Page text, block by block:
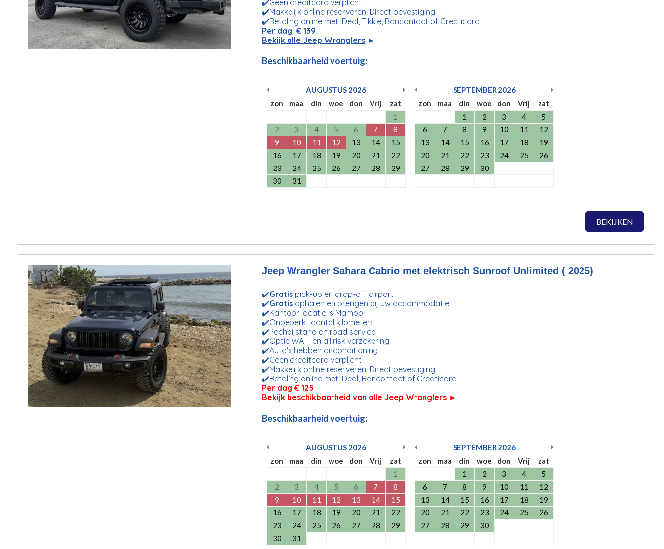
✔️Geen creditcard verplicht
✔️Makkelijk online reserveren. Direct bevestiging.
✔️Betaling online met iDeal, Tikkie, Bancontact of Credticard
Per dag € 139
Bekijk alle Jeep Wranglers ►
BEKIJKEN
Beschikbaarheid voertuig:
AUGUSTUS 2026
zon
maa din woe don Vrij
zat
1
2
3 4 5 6 7
8
9
10 11 12 13 14
15
16
17 18 19 20 21
22
23
24 25 26 27 28
29
30
31
SEPTEMBER 2026
zon
maa din woe don Vrij
zat
1
2 3 4
5
6
7 8 9 10 11
12
13
14 15 16 17 18
19
20
21 22 23 24 25
26
27
28 29 30
Jeep Wrangler Sahara Cabrio met elektrisch Sunroof Unlimited ( 2025)
✔️Gratis pick-up en drop-off airport
✔️Gratis ophalen en brengen bij uw accommodatie
✔️Kantoor locatie is Mambo
✔️Onbeperkt aantal kilometers
✔️Pechbijstand en road service
✔️Optie WA + en all risk verzekering
✔️Auto's hebben airconditioning
✔️Geen creditcard verplicht
✔️Makkelijk online reserveren. Direct bevestiging.
✔️Betaling online met iDeal, Bancontact of Credticard
Per dag € 125
Bekijk beschikbaarheid van alle Jeep Wranglers ►
Beschikbaarheid voertuig:
AUGUSTUS 2026
zon
maa din woe don Vrij
zat
1
2
3 4 5 6 7
8
9
10 11 12 13 14
15
16
17 18 19 20 21
22
23
24 25 26 27 28
29
30
31
SEPTEMBER 2026
zon
maa din woe don Vrij
zat
1
2 3 4
5
6
7 8 9 10 11
12
13
14 15 16 17 18
19
20
21 22 23 24 25
26
27
28 29 30